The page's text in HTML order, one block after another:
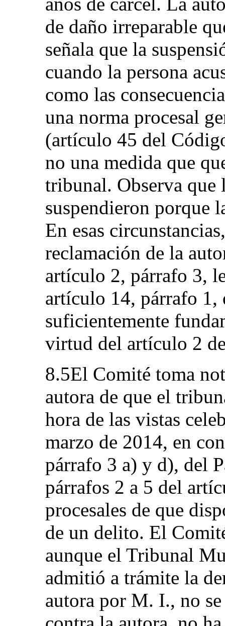
de daño irreparable
señala que la
cuando la persona
como las
una norma procesal
(artículo 45 del
no una medida que
tribunal. Observa que
suspendieron porque
En esas
reclamación de la
artículo 2, párrafo 3,
artículo 14, párrafo 1,
suficientemente
virtud del artículo 2
8.5El Comité toma
autora de que el
hora de las vistas
marzo de 2014, en
párrafo 3 a) y d), del
párrafos 2 a 5 del
procesales de que
de un delito. El
aunque el Tribunal
admitió a trámite la
autora por M. I., no